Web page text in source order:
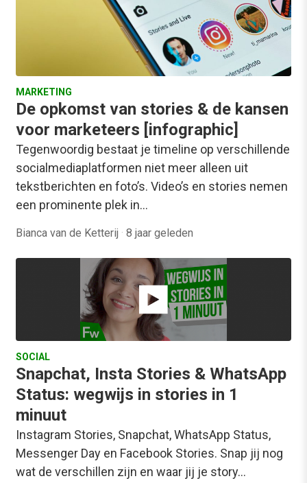
MARKETING
De opkomst van stories & de kansen
voor marketeers [infographic]
Tegenwoordig bestaat je timeline op verschillende
socialmediaplatformen niet meer alleen uit
tekstberichten en foto’s. Video’s en stories nemen
een prominente plek in…
Bianca van de Ketterij · 8 jaar geleden
SOCIAL
Snapchat, Insta Stories & WhatsApp
Status: wegwijs in stories in 1
minuut
Instagram Stories, Snapchat, WhatsApp Status,
Messenger Day en Facebook Stories. Snap jij nog
wat de verschillen zijn en waar jij je story…